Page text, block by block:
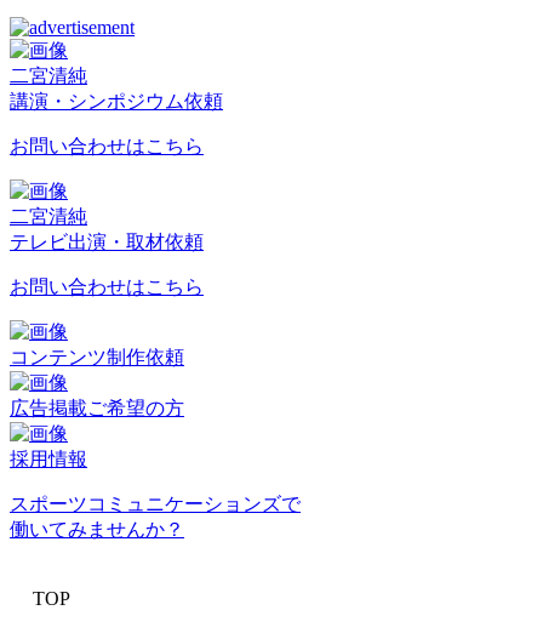
二宮清純
講演・シンポジウム依頼
お問い合わせはこちら
二宮清純
テレビ出演・取材依頼
お問い合わせはこちら
コンテンツ制作依頼
広告掲載ご希望の方
採用情報
スポーツコミュニケーションズで
働いてみませんか？
TOP